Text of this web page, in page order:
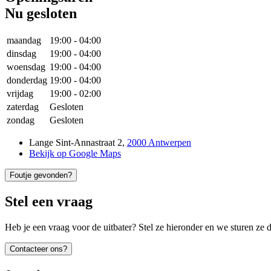
Nu gesloten
maandag 19:00 - 04:00
dinsdag
19:00 - 04:00
woensdag 19:00 - 04:00
donderdag 19:00 - 04:00
vrijdag
19:00 - 02:00
zaterdag
Gesloten
zondag
Gesloten
Lange Sint-Annastraat 2, 2000 Antwerpen
Bekijk op Google Maps
Foutje gevonden?
Stel een vraag
Heb je een vraag voor de uitbater? Stel ze hieronder en we sturen ze
Contacteer ons?